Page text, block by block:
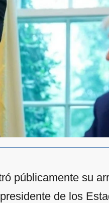
públicamente su
de los